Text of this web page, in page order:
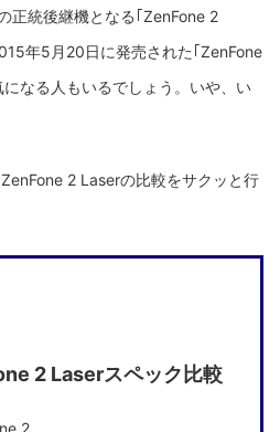
正統後継機となる｢ZenFone 2
年5月20日に発売された｢ZenFone
なる人もいるでしょう。いや、い
2 Laserの比較をサクッと行
2 Laserスペック比較